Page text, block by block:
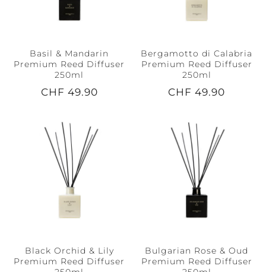
Basil & Mandarin
Premium Reed Diffuser
250ml
CHF 49.90
Bergamotto di Calabria
Premium Reed Diffuser
250ml
CHF 49.90
Black Orchid & Lily
Premium Reed Diffuser
Bulgarian Rose & Oud
Premium Reed Diffuser